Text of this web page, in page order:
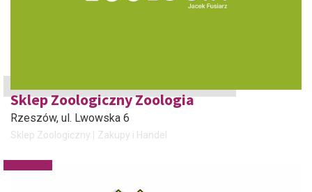
Sklep Zoologiczny Zoologia
Rzeszów, ul. Lwowska 6
Sklep Zoologiczny Zakupy i Handel